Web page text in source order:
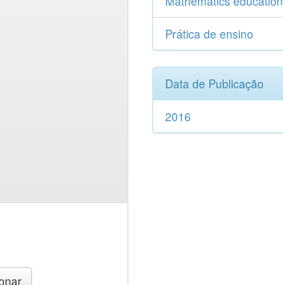
Prática de ensino
Data de Publicação
2016